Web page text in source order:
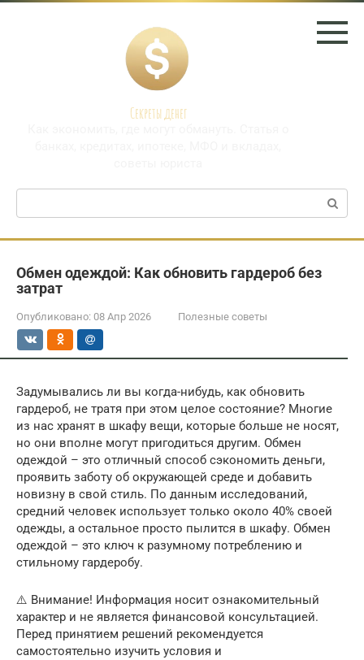
Перейти
Секреты денег
Поиск:
Обмен одеждой: Как обновить гардероб без
затрат
Опубликовано: 08 Апр 2026 Полезные советы
Задумывались ли вы когда-нибудь, как обновить
гардероб, не тратя при этом целое состояние? Многие
из нас хранят в шкафу вещи, которые больше не носят,
но они вполне могут пригодиться другим. Обмен
одеждой – это отличный способ сэкономить деньги,
проявить заботу об окружающей среде и добавить
новизну в свой стиль. По данным исследований,
средний человек использует только около 40% своей
одежды, а остальное просто пылится в шкафу. Обмен
одеждой – это ключ к разумному потреблению и
стильному гардеробу.
⚠️ Внимание! Информация носит ознакомительный
характер и не является финансовой консультацией.
Перед принятием решений рекомендуется
самостоятельно изучить условия и